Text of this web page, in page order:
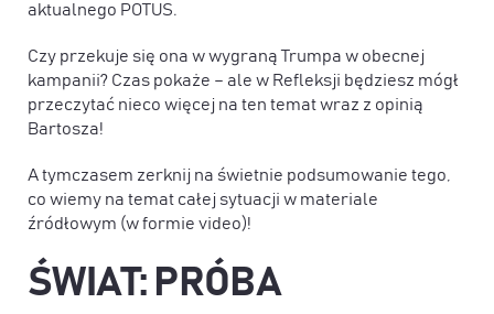
aktualnego POTUS.
Czy przekuje się ona w wygraną Trumpa w obecnej
kampanii? Czas pokaże – ale w Refleksji będziesz mógł
przeczytać nieco więcej na ten temat wraz z opinią
Bartosza!
A tymczasem zerknij na świetnie podsumowanie tego,
co wiemy na temat całej sytuacji w materiale
źródłowym (w formie video)!
ŚWIAT: PRÓBA